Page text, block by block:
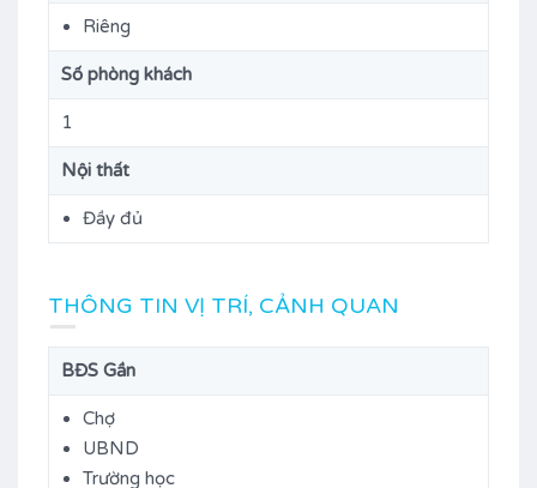
Riêng
Số phòng khách
1
Nội thất
Đầy đủ
THÔNG TIN VỊ TRÍ, CẢNH QUAN
BĐS Gần
Chợ
UBND
Trường học